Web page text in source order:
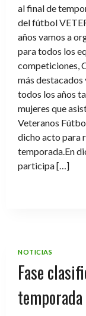
al final de
del fútbol
años vamos a
para todos los
competiciones,
más
todos los años
mujeres que
Veteranos
dicho acto para
temporada.En
participa […]
NOTICIAS
Fase